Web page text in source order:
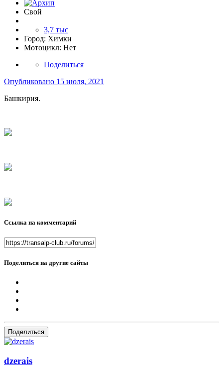
Свой
3,7 тыс
Город: Химки
Мотоцикл: Нет
Поделиться
Опубликовано 15 июля, 2021
Башкирия.
Ссылка на комментарий
Поделиться на другие сайты
Поделиться
dzerais